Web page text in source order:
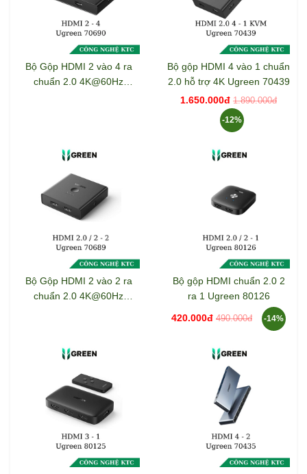
Bộ Gộp HDMI 2 vào 4 ra
chuẩn 2.0 4K@60Hz
Bộ gộp HDMI 4 vào 1 chuẩn
2.0 hỗ trợ 4K Ugreen 70439
1.650.000đ 1.890.000đ
-12%
Bộ Gộp HDMI 2 vào 2 ra
chuẩn 2.0 4K@60Hz
Bộ gộp HDMI chuẩn 2.0 2
ra 1 Ugreen 80126
420.000đ 490.000đ -14%